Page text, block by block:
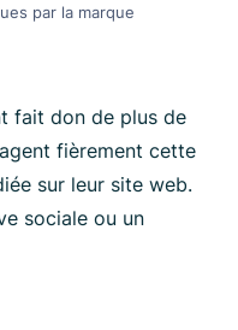
par la marque
fait don de plus de
fièrement cette
sur leur site web.
sociale ou un